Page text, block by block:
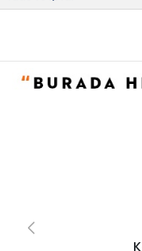
• Not:Bu fiyat